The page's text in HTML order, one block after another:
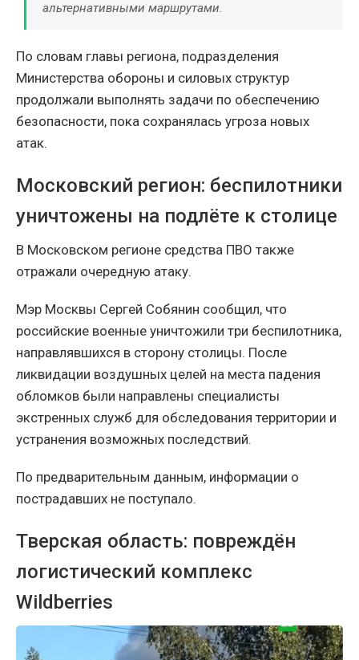
альтернативными маршрутами.
По словам главы региона, подразделения
Министерства обороны и силовых структур
продолжали выполнять задачи по обеспечению
безопасности, пока сохранялась угроза новых
атак.
Московский регион: беспилотники
уничтожены на подлёте к столице
В Московском регионе средства ПВО также
отражали очередную атаку.
Мэр Москвы Сергей Собянин сообщил, что
российские военные уничтожили три беспилотника,
направлявшихся в сторону столицы. После
ликвидации воздушных целей на места падения
обломков были направлены специалисты
экстренных служб для обследования территории и
устранения возможных последствий.
По предварительным данным, информации о
пострадавших не поступало.
Тверская область: повреждён
логистический комплекс
Wildberries